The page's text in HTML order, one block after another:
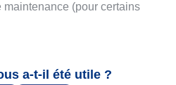
maintenance (pour certains
a-t-il été utile ?